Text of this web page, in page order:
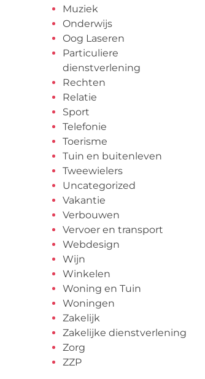
Muziek
Onderwijs
Oog Laseren
Particuliere
dienstverlening
Rechten
Relatie
Sport
Telefonie
Toerisme
Tuin en buitenleven
Tweewielers
Uncategorized
Vakantie
Verbouwen
Vervoer en transport
Webdesign
Wijn
Winkelen
Woning en Tuin
Woningen
Zakelijk
Zakelijke dienstverlening
Zorg
ZZP